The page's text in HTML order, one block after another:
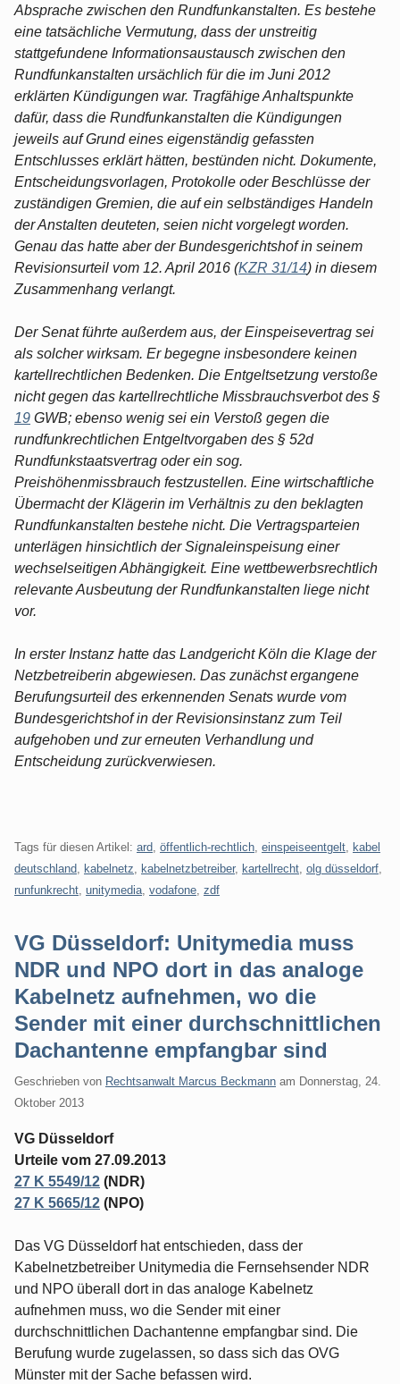
Absprache zwischen den Rundfunkanstalten. Es bestehe
eine tatsächliche Vermutung, dass der unstreitig
stattgefundene Informationsaustausch zwischen den
Rundfunkanstalten ursächlich für die im Juni 2012
erklärten Kündigungen war. Tragfähige Anhaltspunkte
dafür, dass die Rundfunkanstalten die Kündigungen
jeweils auf Grund eines eigenständig gefassten
Entschlusses erklärt hätten, bestünden nicht. Dokumente,
Entscheidungsvorlagen, Protokolle oder Beschlüsse der
zuständigen Gremien, die auf ein selbständiges Handeln
der Anstalten deuteten, seien nicht vorgelegt worden.
Genau das hatte aber der Bundesgerichtshof in seinem
Revisionsurteil vom 12. April 2016 (KZR 31/14) in diesem
Zusammenhang verlangt.
Der Senat führte außerdem aus, der Einspeisevertrag sei
als solcher wirksam. Er begegne insbesondere keinen
kartellrechtlichen Bedenken. Die Entgeltsetzung verstoße
nicht gegen das kartellrechtliche Missbrauchsverbot des §
19 GWB; ebenso wenig sei ein Verstoß gegen die
rundfunkrechtlichen Entgeltvorgaben des § 52d
Rundfunkstaatsvertrag oder ein sog.
Preishöhenmissbrauch festzustellen. Eine wirtschaftliche
Übermacht der Klägerin im Verhältnis zu den beklagten
Rundfunkanstalten bestehe nicht. Die Vertragsparteien
unterlägen hinsichtlich der Signaleinspeisung einer
wechselseitigen Abhängigkeit. Eine wettbewerbsrechtlich
relevante Ausbeutung der Rundfunkanstalten liege nicht
vor.
In erster Instanz hatte das Landgericht Köln die Klage der
Netzbetreiberin abgewiesen. Das zunächst ergangene
Berufungsurteil des erkennenden Senats wurde vom
Bundesgerichtshof in der Revisionsinstanz zum Teil
aufgehoben und zur erneuten Verhandlung und
Entscheidung zurückverwiesen.
Tags für diesen Artikel: ard öffentlich-rechtlich einspeiseentgelt
kabel
deutschland
kabelnetz kabelnetzbetreiber, kartellrecht olg düsseldorf
runfunkrecht unitymedia vodafone zdf
VG Düsseldorf: Unitymedia muss
NDR und NPO dort in das analoge
Kabelnetz aufnehmen, wo die
Sender mit einer durchschnittlichen
Dachantenne empfangbar sind
Geschrieben von Rechtsanwalt Marcus Beckmann am Donnerstag, 24.
Oktober 2013
VG Düsseldorf
Urteile vom 27.09.2013
27 K 5549/12 (NDR)
27 K 5665/12 (NPO)
Das VG Düsseldorf hat entschieden, dass der
Kabelnetzbetreiber Unitymedia die Fernsehsender NDR
und NPO überall dort in das analoge Kabelnetz
aufnehmen muss, wo die Sender mit einer
durchschnittlichen Dachantenne empfangbar sind. Die
Berufung wurde zugelassen, so dass sich das OVG
Münster mit der Sache befassen wird.